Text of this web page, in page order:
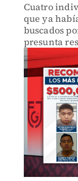
Cuatro
que ya
buscados
presunta
como
homicidios.